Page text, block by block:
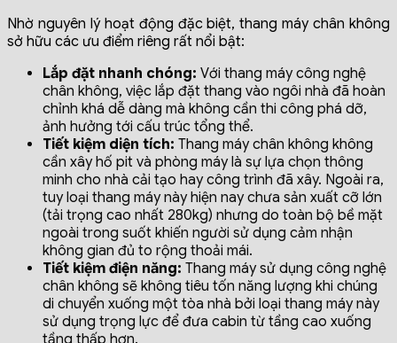
Nhờ nguyên lý hoạt động đặc biệt, thang máy chân không
sở hữu các ưu điểm riêng rất nổi bật:
Lắp đặt nhanh chóng: Với thang máy công nghệ
chân không, việc lắp đặt thang vào ngôi nhà đã hoàn
chỉnh khá dễ dàng mà không cần thi công phá dỡ,
ảnh hưởng tới cấu trúc tổng thể.
Tiết kiệm diện tích: Thang máy chân không không
cần xây hố pit và phòng máy là sự lựa chọn thông
minh cho nhà cải tạo hay công trình đã xây. Ngoài ra,
tuy loại thang máy này hiện nay chưa sản xuất cỡ lớn
(tải trọng cao nhất 280kg) nhưng do toàn bộ bề mặt
ngoài trong suốt khiến người sử dụng cảm nhận
không gian đủ to rộng thoải mái.
Tiết kiệm điện năng: Thang máy sử dụng công nghệ
chân không sẽ không tiêu tốn năng lượng khi chúng
di chuyển xuống một tòa nhà bởi loại thang máy này
sử dụng trọng lực để đưa cabin từ tầng cao xuống